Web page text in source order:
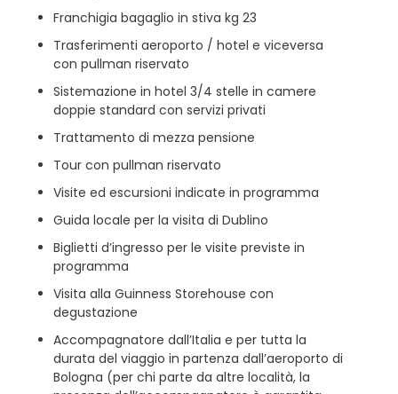
Franchigia bagaglio in stiva kg 23
Trasferimenti aeroporto / hotel e viceversa
con pullman riservato
Sistemazione in hotel 3/4 stelle in camere
doppie standard con servizi privati
Trattamento di mezza pensione
Tour con pullman riservato
Visite ed escursioni indicate in programma
Guida locale per la visita di Dublino
Biglietti d’ingresso per le visite previste in
programma
Visita alla Guinness Storehouse con
degustazione
Accompagnatore dall’Italia e per tutta la
durata del viaggio in partenza dall’aeroporto di
Bologna (per chi parte da altre località, la